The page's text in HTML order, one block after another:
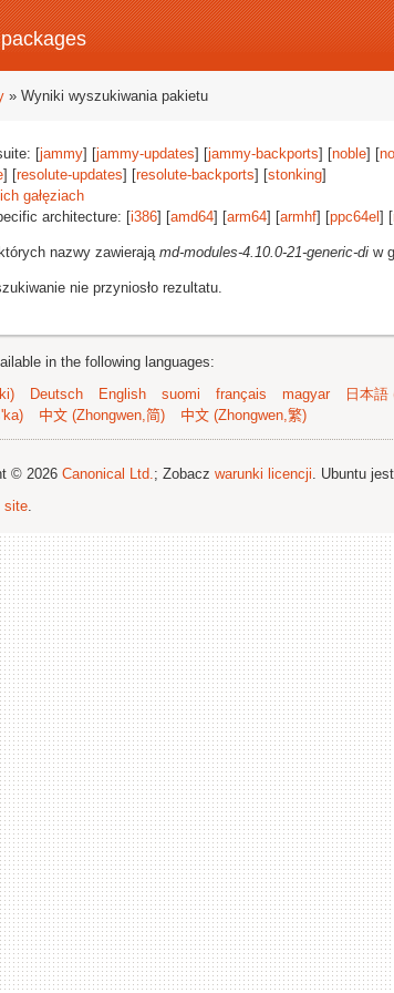
» Wyniki wyszukiwania pakietu
[jammy] [jammy-updates] [jammy-backports] [noble] [
] [resolute-updates] [resolute-backports] [stonking]
gałęziach
architecture: [i386] [amd64] [arm64] [armhf] [ppc64el ] [
nazwy zawierają md-modules-4.10.0-21-generic-di w
nie przyniosło rezultatu.
in the following languages:
Deutsch English suomi français magyar 日本語
中文 (Zhongwen,简) 中文 (Zhongwen,繁)
© 2026 Canonical Ltd.; Zobacz warunki licencji. Ubuntu jest
site.